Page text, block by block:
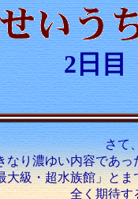
2日目
さて
なり濃ゆい内容であ
大級・超水族館」とま
全く期待す